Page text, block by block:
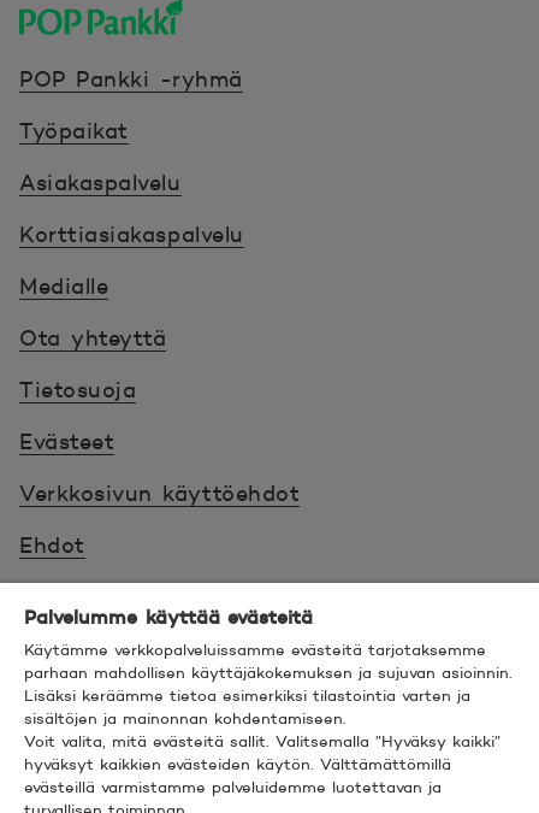
POP Pankki -ryhmä
Työpaikat
Asiakaspalvelu
Korttiasiakaspalvelu
Medialle
Ota yhteyttä
Tietosuoja
Evästeet
Verkkosivun käyttöehdot
Ehdot
Saavutettavuus
Hyödyllistä tietää
© 2026 POP Pankki,Hevosenkenkä 3, 02600
ESPOO
Palvelumme käyttää evästeitä
Käytämme verkkopalveluissamme evästeitä tarjotaksemme
parhaan mahdollisen käyttäjäkokemuksen ja sujuvan asioinnin.
Lisäksi keräämme tietoa esimerkiksi tilastointia varten ja
sisältöjen ja mainonnan kohdentamiseen.
Voit valita, mitä evästeitä sallit. Valitsemalla ”Hyväksy kaikki”
hyväksyt kaikkien evästeiden käytön. Välttämättömillä
evästeillä varmistamme palveluidemme luotettavan ja